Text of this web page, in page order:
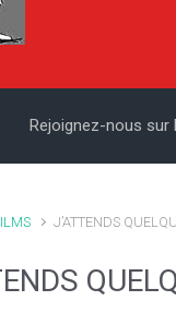
Rejoignez-nous
J’ATTENDS